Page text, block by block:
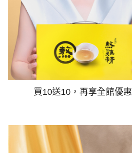
買10送10，再享全館優惠